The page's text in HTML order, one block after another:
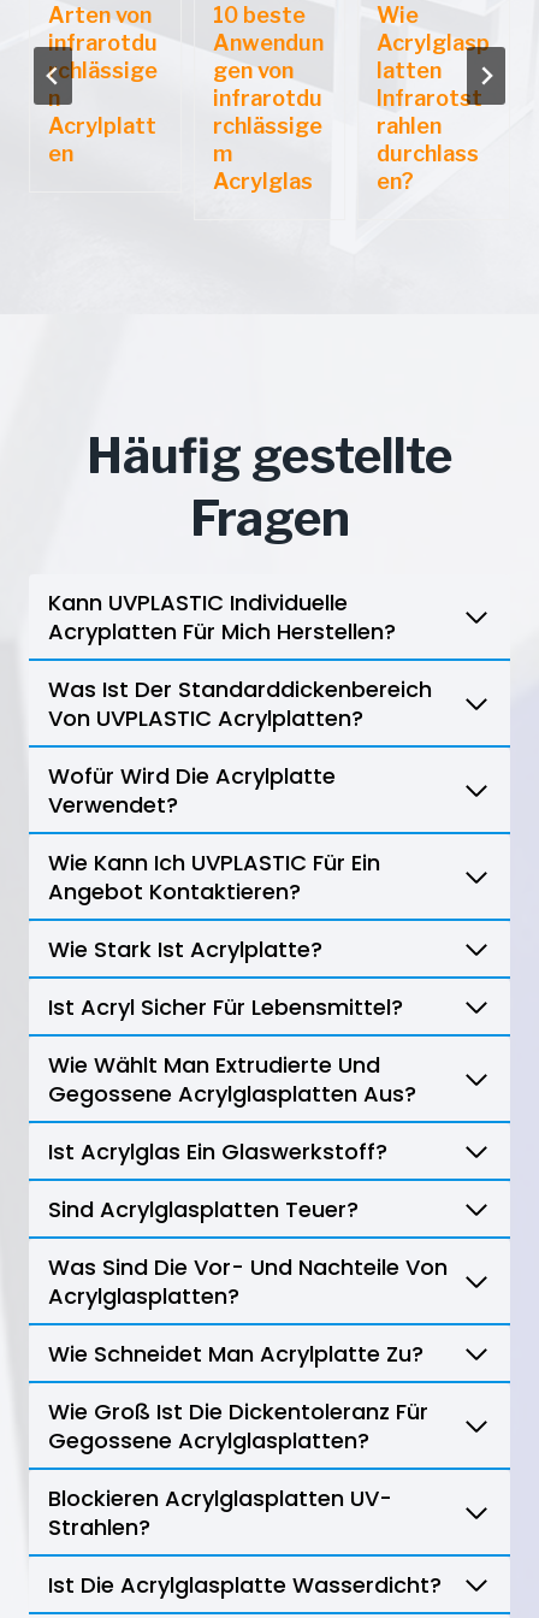
Arten von
infrarotdu
rchlässige
n
Acrylplatt
en
10 beste
Anwendun
gen von
infrarotdu
rchlässige
m
Acrylglas
Wie
Acrylglasp
latten
Infrarotst
rahlen
durchlass
en?
Häufig gestellte
Fragen
Kann UVPLASTIC Individuelle
Acryplatten Für Mich Herstellen?
Was Ist Der Standarddickenbereich
Von UVPLASTIC Acrylplatten?
Wofür Wird Die Acrylplatte
Verwendet?
Wie Kann Ich UVPLASTIC Für Ein
Angebot Kontaktieren?
Wie Stark Ist Acrylplatte?
Ist Acryl Sicher Für Lebensmittel?
Wie Wählt Man Extrudierte Und
Gegossene Acrylglasplatten Aus?
Ist Acrylglas Ein Glaswerkstoff?
Sind Acrylglasplatten Teuer?
Was Sind Die Vor- Und Nachteile Von
Acrylglasplatten?
Wie Schneidet Man Acrylplatte Zu?
Wie Groß Ist Die Dickentoleranz Für
Gegossene Acrylglasplatten?
Blockieren Acrylglasplatten UV-
Strahlen?
Ist Die Acrylglasplatte Wasserdicht?